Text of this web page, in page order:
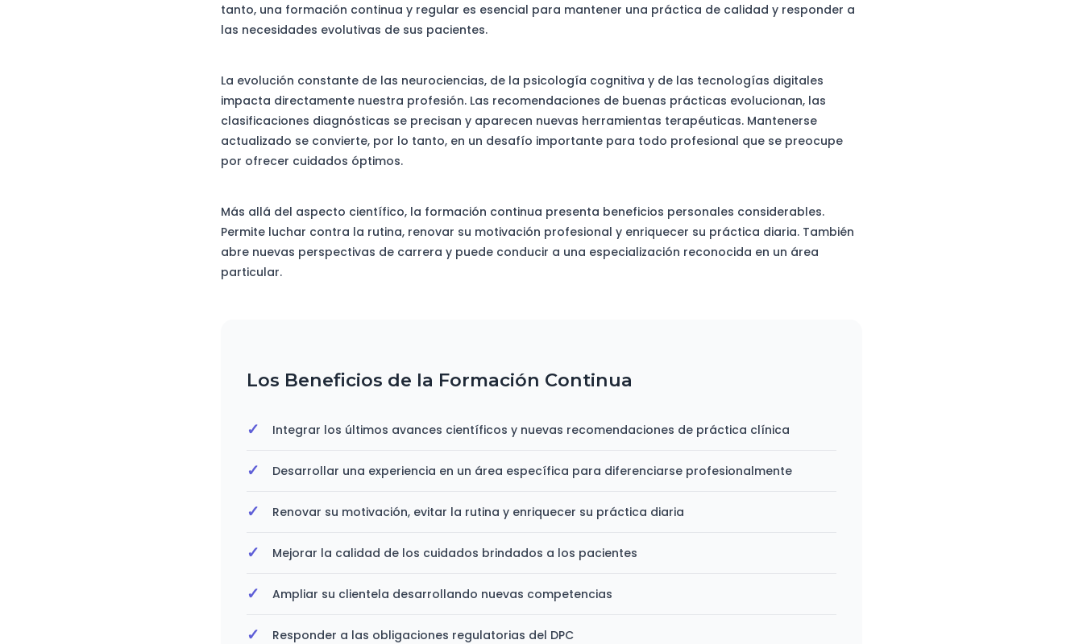
tanto, una formación continua y regular es esencial para mantener una práctica de calidad y responder a
las necesidades evolutivas de sus pacientes.
La evolución constante de las neurociencias, de la psicología cognitiva y de las tecnologías digitales
impacta directamente nuestra profesión. Las recomendaciones de buenas prácticas evolucionan, las
clasificaciones diagnósticas se precisan y aparecen nuevas herramientas terapéuticas. Mantenerse
actualizado se convierte, por lo tanto, en un desafío importante para todo profesional que se preocupe
por ofrecer cuidados óptimos.
Más allá del aspecto científico, la formación continua presenta beneficios personales considerables.
Permite luchar contra la rutina, renovar su motivación profesional y enriquecer su práctica diaria. También
abre nuevas perspectivas de carrera y puede conducir a una especialización reconocida en un área
particular.
Los Beneficios de la Formación Continua
Integrar los últimos avances científicos y nuevas recomendaciones de práctica clínica
Desarrollar una experiencia en un área específica para diferenciarse profesionalmente
Renovar su motivación, evitar la rutina y enriquecer su práctica diaria
Mejorar la calidad de los cuidados brindados a los pacientes
Ampliar su clientela desarrollando nuevas competencias
Responder a las obligaciones regulatorias del DPC